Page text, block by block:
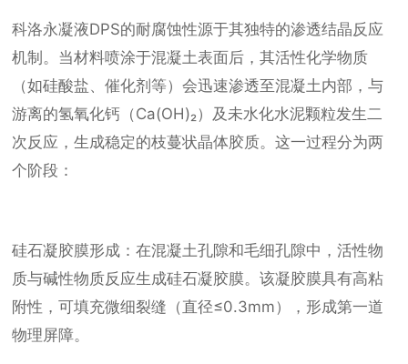
科洛永凝液DPS的耐腐蚀性源于其独特的渗透结晶反应
机制。当材料喷涂于混凝土表面后，其活性化学物质
（如硅酸盐、催化剂等）会迅速渗透至混凝土内部，与
游离的氢氧化钙（Ca(OH)₂）及未水化水泥颗粒发生二
次反应，生成稳定的枝蔓状晶体胶质。这一过程分为两
个阶段：
硅石凝胶膜形成：在混凝土孔隙和毛细孔隙中，活性物
质与碱性物质反应生成硅石凝胶膜。该凝胶膜具有高粘
附性，可填充微细裂缝（直径≤0.3mm），形成第一道
物理屏障。